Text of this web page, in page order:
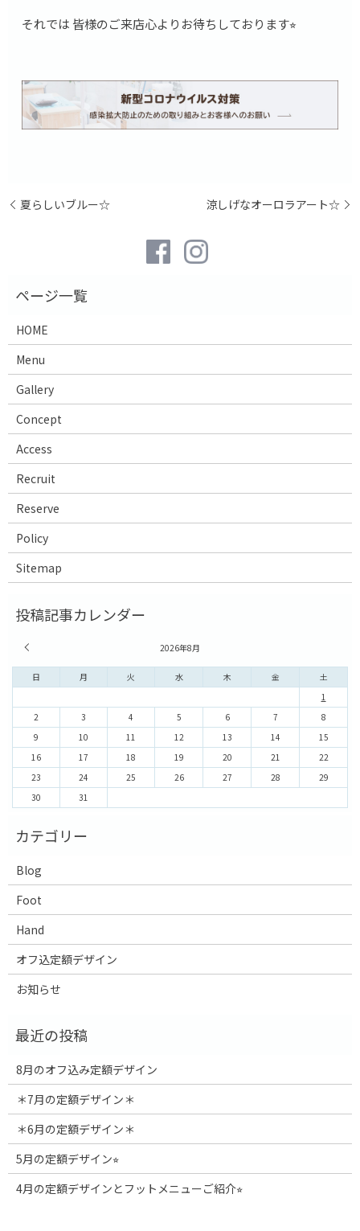
それでは 皆様のご来店心よりお待ちしております⭐︎
夏らしいブルー☆ 涼しげなオーロラアート☆
HOME
Menu
Gallery
Concept
Access
Recruit
Reserve
Policy
Sitemap
2026年8月
日 月 火 水 木 金 土
1
2
3 4 5 6 7
8
9
10 11 12 13 14
15
16
17 18 19 20 21
22
23
24 25 26 27 28
29
30
31
Blog
Foot
Hand
オフ込定額デザイン
お知らせ
8月のオフ込み定額デザイン
＊7月の定額デザイン＊
＊6月の定額デザイン＊
5月の定額デザイン⭐︎
4月の定額デザインとフットメニューご紹介⭐︎